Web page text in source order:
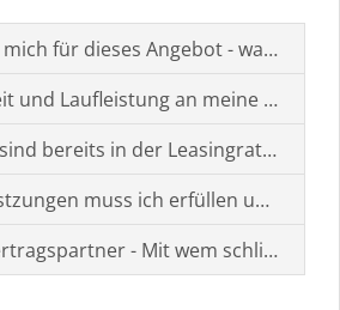
für dieses Angebot - was muss
und Laufleistung an meine
bereits in der Leasingrate
muss ich erfüllen um einen
- Mit wem schließe ich